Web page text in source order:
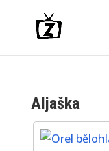
Aljaška